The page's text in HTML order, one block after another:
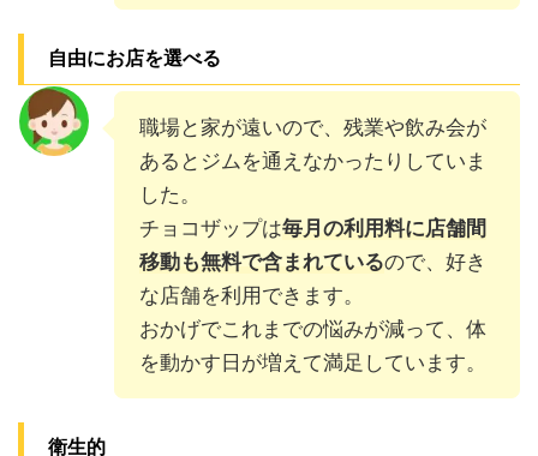
自由にお店を選べる
職場と家が遠いので、残業や飲み会が
あるとジムを通えなかったりしていま
した。
チョコザップは毎月の利用料に店舗間
移動も無料で含まれているので、好き
な店舗を利用できます。
おかげでこれまでの悩みが減って、体
を動かす日が増えて満足しています。
衛生的